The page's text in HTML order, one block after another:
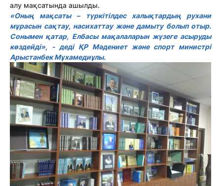
алу мақсатында ашылды.
«Оның мақсаты – түркітілдес халықтардың рухани
мұрасын сақтау, насихаттау және дамыту болып отыр.
Сонымен қатар, Елбасы мақалаларын жүзеге асыруды
көздейді», - деді ҚР Мәдениет және спорт министрі
Арыстанбек Мұхамедиұлы.